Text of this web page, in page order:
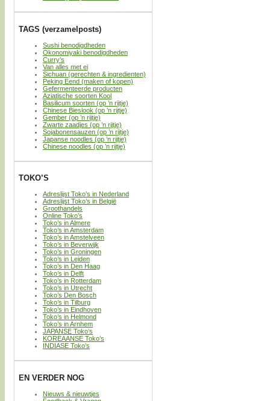
TAGS (verzamelposts)
Sushi benodigdheden
Okonomiyaki benodigdheden
Curry’s
Van alles met ei
Sichuan (gerechten & ingredienten)
Peking Eend (maken of kopen)
Gefermenteerde producten
Aziatische soorten Kool
Basilicum soorten (op ’n rijtje)
Chinese Bieslook (op ’n rijtje)
Gember (op ’n rijtje)
Zwarte zaadjes (op ’n rijtje)
Sojabonensauzen (op ’n rijtje)
Japanse noodles (op ’n rijtje)
Chinese noodles (op ’n rijtje)
TOKO’S
Adreslijst Toko’s in Nederland
Adreslijst Toko’s in België
Groothandels
Online Toko’s
Toko’s in Almere
Toko’s in Amsterdam
Toko’s in Amstelveen
Toko’s in Beverwijk
Toko’s in Groningen
Toko’s in Leiden
Toko’s in Den Haag
Toko’s in Delft
Toko’s in Rotterdam
Toko’s in Utrecht
Toko’s Den Bosch
Toko’s in Tilburg
Toko’s in Eindhoven
Toko’s in Helmond
Toko’s in Arnhem
JAPANSE Toko’s
KOREAANSE Toko’s
INDIASE Toko’s
EN VERDER NOG
Nieuws & nieuwtjes